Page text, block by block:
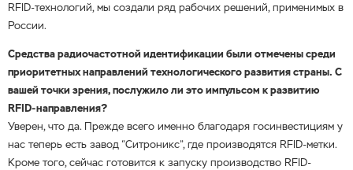
RFID-технологий, мы создали ряд рабочих решений, применимых в
России.
Средства радиочастотной идентификации были отмечены среди
приоритетных направлений технологического развития страны. С
вашей точки зрения, послужило ли это импульсом к развитию
RFID-направления?
Уверен, что да. Прежде всего именно благодаря госинвестициям у
нас теперь есть завод “Ситроникс”, где производятся RFID-метки.
Кроме того, сейчас готовится к запуску производство RFID-